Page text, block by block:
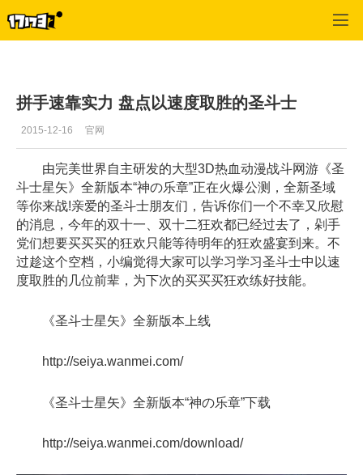
拼手速靠实力 盘点以速度取胜的圣斗士
2015-12-16 官网
由完美世界自主研发的大型3D热血动漫战斗网游《圣
斗士星矢》全新版本“神の乐章”正在火爆公测，全新圣域
等你来战!亲爱的圣斗士朋友们，告诉你们一个不幸又欣慰
的消息，今年的双十一、双十二狂欢都已经过去了，剁手
党们想要买买买的狂欢只能等待明年的狂欢盛宴到来。不
过趁这个空档，小编觉得大家可以学习学习圣斗士中以速
度取胜的几位前辈，为下次的买买买狂欢练好技能。
《圣斗士星矢》全新版本上线
http://seiya.wanmei.com/
《圣斗士星矢》全新版本“神の乐章”下载
http://seiya.wanmei.com/download/